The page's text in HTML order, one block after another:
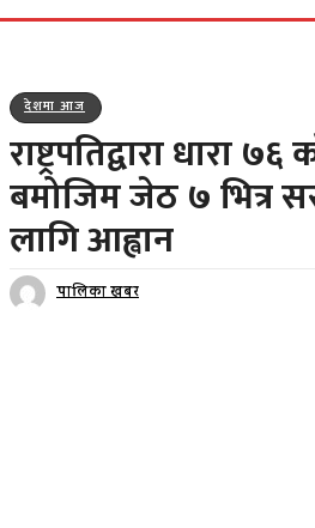
देशमा आज
राष्ट्रपतिद्वारा धारा
बमोजिम जेठ ७ भित्र
लागि आह्वान
पालिका खबर